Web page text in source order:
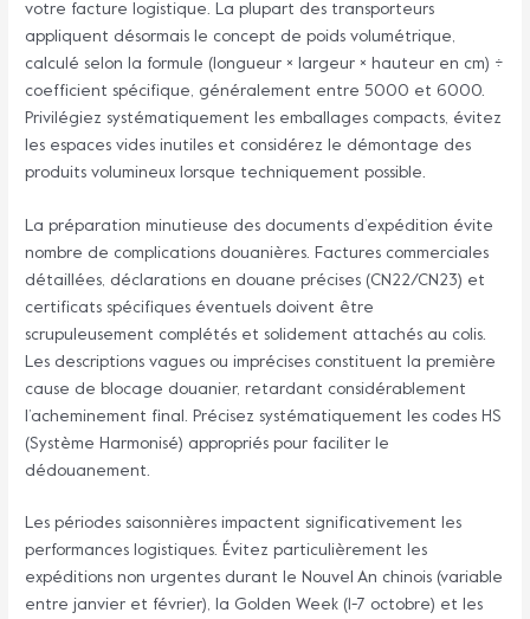
votre facture logistique. La plupart des transporteurs
appliquent désormais le concept de poids volumétrique,
calculé selon la formule (longueur × largeur × hauteur en cm) ÷
coefficient spécifique, généralement entre 5000 et 6000.
Privilégiez systématiquement les emballages compacts, évitez
les espaces vides inutiles et considérez le démontage des
produits volumineux lorsque techniquement possible.
La préparation minutieuse des documents d’expédition évite
nombre de complications douanières. Factures commerciales
détaillées, déclarations en douane précises (CN22/CN23) et
certificats spécifiques éventuels doivent être
scrupuleusement complétés et solidement attachés au colis.
Les descriptions vagues ou imprécises constituent la première
cause de blocage douanier, retardant considérablement
l’acheminement final. Précisez systématiquement les codes HS
(Système Harmonisé) appropriés pour faciliter le
dédouanement.
Les périodes saisonnières impactent significativement les
performances logistiques. Évitez particulièrement les
expéditions non urgentes durant le Nouvel An chinois (variable
entre janvier et février), la Golden Week (1-7 octobre) et les